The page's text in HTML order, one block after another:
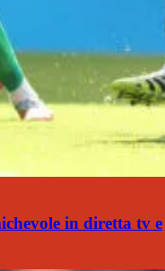
in diretta tv e